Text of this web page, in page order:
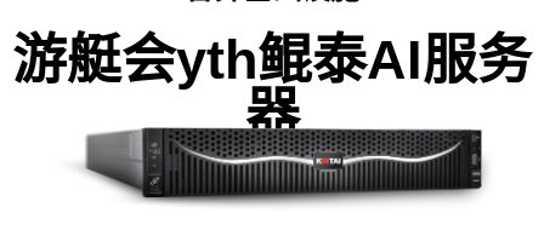
游艇会yth鲲泰AI服务
器